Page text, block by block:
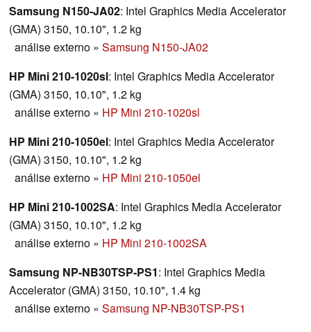
Samsung N150-JA02: Intel Graphics Media Accelerator
(GMA) 3150, 10.10", 1.2 kg
análise externo » Samsung N150-JA02
HP Mini 210-1020sl: Intel Graphics Media Accelerator
(GMA) 3150, 10.10", 1.2 kg
análise externo » HP Mini 210-1020sl
HP Mini 210-1050el: Intel Graphics Media Accelerator
(GMA) 3150, 10.10", 1.2 kg
análise externo » HP Mini 210-1050el
HP Mini 210-1002SA: Intel Graphics Media Accelerator
(GMA) 3150, 10.10", 1.2 kg
análise externo » HP Mini 210-1002SA
Samsung NP-NB30TSP-PS1: Intel Graphics Media
Accelerator (GMA) 3150, 10.10", 1.4 kg
análise externo » Samsung NP-NB30TSP-PS1